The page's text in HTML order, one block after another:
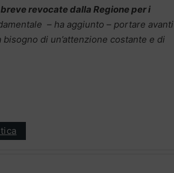
revocate dalla Regione per i
– ha aggiunto – portare avanti
di un’attenzione costante e di